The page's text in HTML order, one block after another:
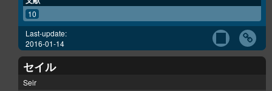
10
Last-update:
2016-01-14
セイル
Seir